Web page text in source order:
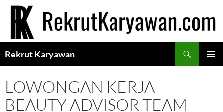
Langsung
Rekrut Karyawan
LOWONGAN KERJA
BEAUTY ADVISOR TEAM